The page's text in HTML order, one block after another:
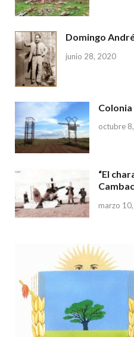
Domingo
junio 28, 2020
octubre
“El
marzo